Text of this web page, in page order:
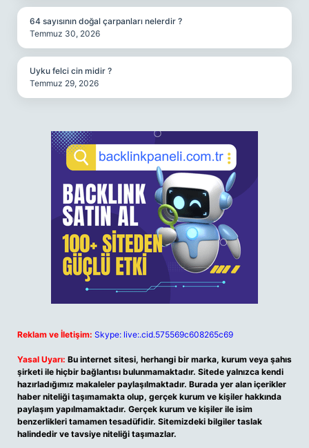
64 sayısının doğal çarpanları nelerdir ?
Temmuz 30, 2026
Uyku felci cin midir ?
Temmuz 29, 2026
Reklam ve İletişim: Skype: live:.cid.575569c608265c69
Yasal Uyarı: Bu internet sitesi, herhangi bir marka, kurum veya şahıs
şirketi ile hiçbir bağlantısı bulunmamaktadır. Sitede yalnızca kendi
hazırladığımız makaleler paylaşılmaktadır. Burada yer alan içerikler
haber niteliği taşımamakta olup, gerçek kurum ve kişiler hakkında
paylaşım yapılmamaktadır. Gerçek kurum ve kişiler ile isim
benzerlikleri tamamen tesadüfidir. Sitemizdeki bilgiler taslak
halindedir ve tavsiye niteliği taşımazlar.